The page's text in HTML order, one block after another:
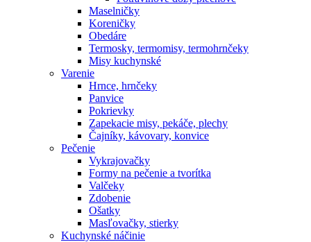
Maselničky
Koreničky
Obedáre
Termosky, termomisy, termohrnčeky
Misy kuchynské
Varenie
Hrnce, hrnčeky
Panvice
Pokrievky
Zapekacie misy, pekáče, plechy
Čajníky, kávovary, konvice
Pečenie
Vykrajovačky
Formy na pečenie a tvorítka
Valčeky
Zdobenie
Ošatky
Masľovačky, stierky
Kuchynské náčinie